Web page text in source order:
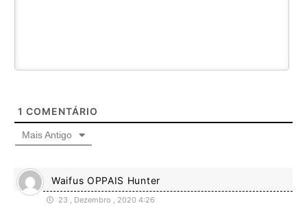
1 COMENTÁRIO
Mais Antigo
Waifus OPPAIS Hunter
23 , Dezembro , 2020 4:26